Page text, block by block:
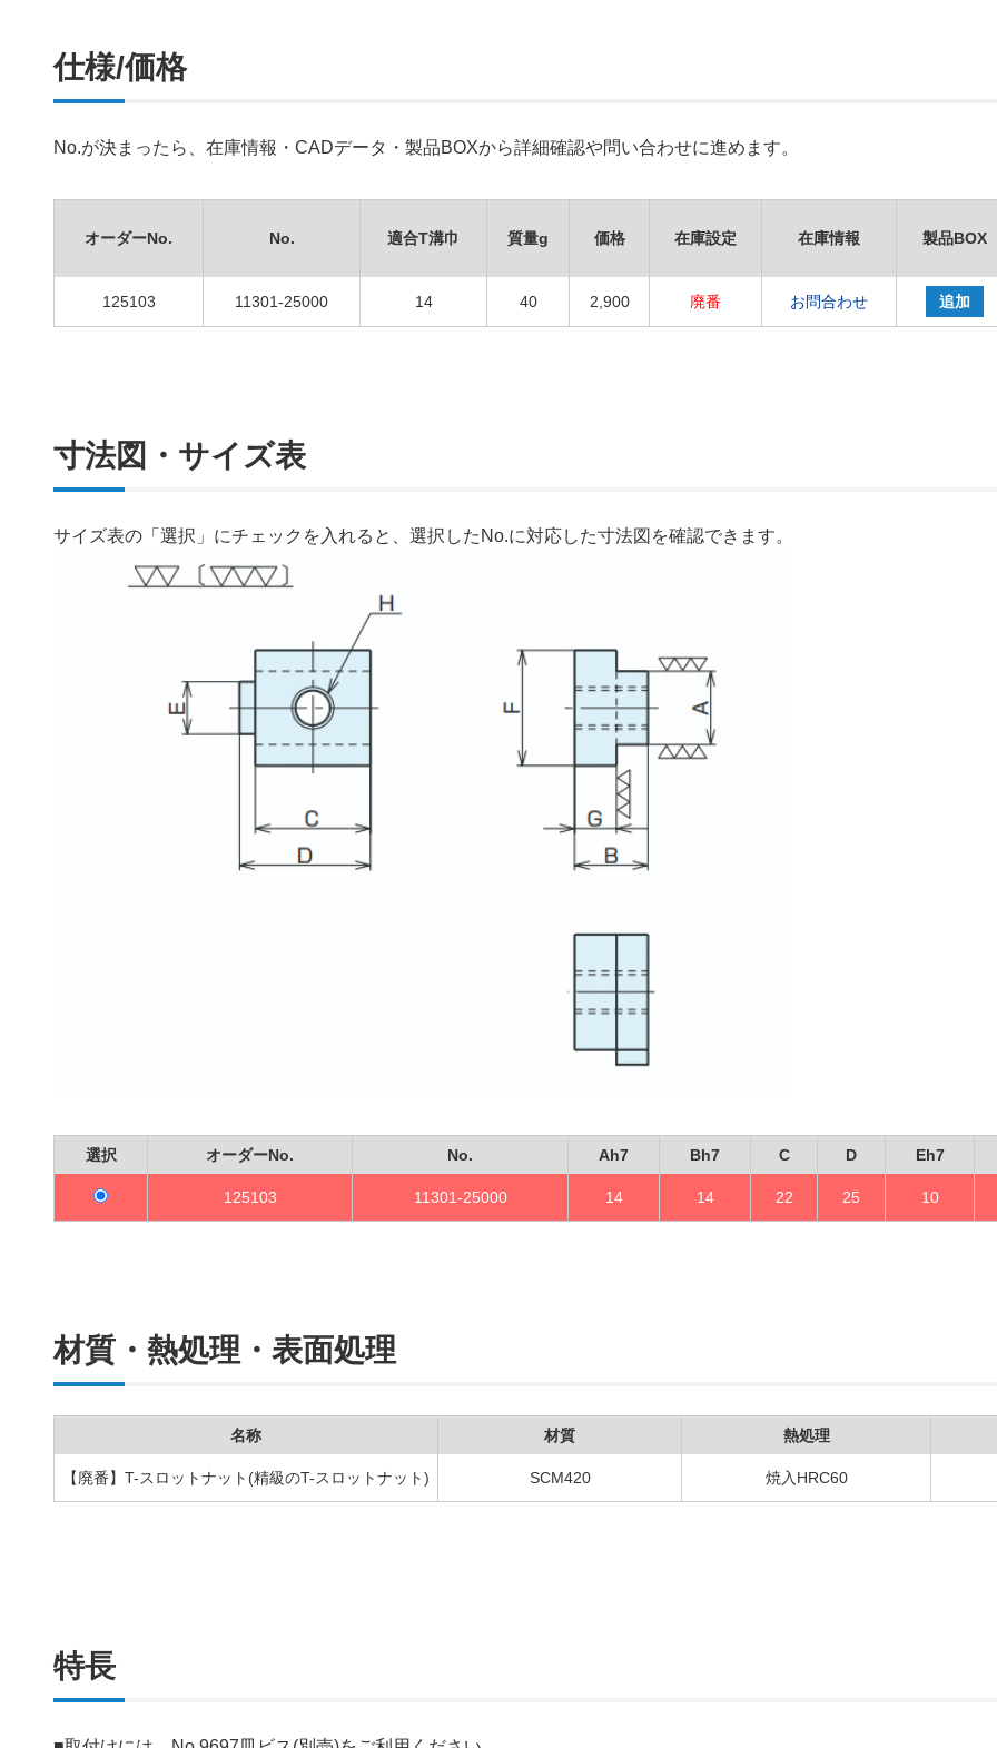
仕様/価格
No.が決まったら、在庫情報・CADデータ・製品BOXから詳細確認や問い合わせに進めます。
オーダーNo. No. 適合T溝巾 質量g 価格 在庫設定 在庫情報 製品BOX
125103 11301-25000 14 40 2,900 廃番 お問合わせ 追加
寸法図・サイズ表
サイズ表の「選択」にチェックを入れると、選択したNo.に対応した寸法図を確認できます。
選択 オーダーNo. No. Ah7 Bh7 C D Eh7
125103 11301-25000 14 14 22 25 10
材質・熱処理・表面処理
名称 材質 熱処理
【廃番】T-スロットナット(精級のT-スロットナット) SCM420 焼入HRC60
特長